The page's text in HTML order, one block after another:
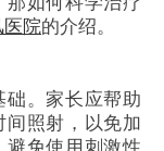
医院的介绍。
。家长应帮助
照射，以免加